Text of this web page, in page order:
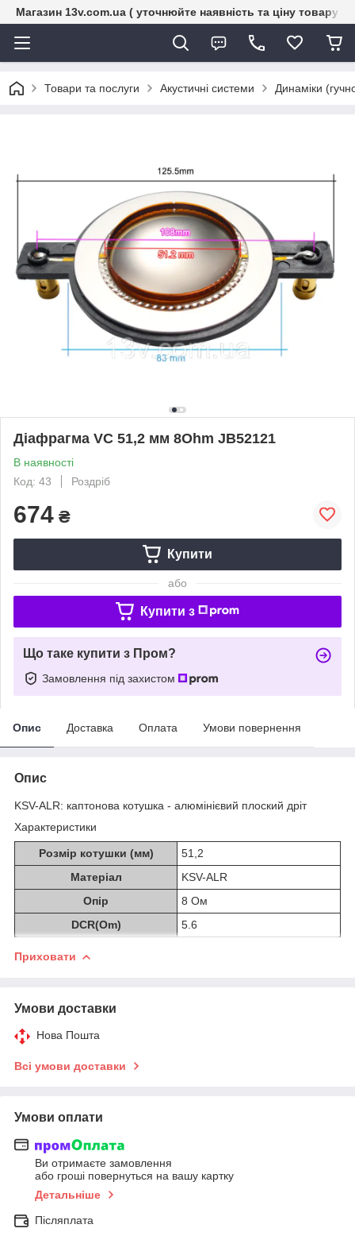
Магазин 13v.com.ua ( уточнюйте наявність та ціну товару
Товари та послуги Акустичні системи Динаміки
Діафрагма VC 51,2 мм 8Ohm JB52121
В наявності
Код: 43
Роздріб
674 ₴
Купити
або
Купити з
Що таке купити з Пром?
Замовлення під захистом
Опис Доставка Оплата Умови повернення
Опис
KSV-ALR: каптонова котушка - алюмінієвий плоский дріт
Характеристики
Розмір котушки (мм)
51,2
Матеріал
KSV-ALR
Опір
8 Ом
DCR(Om)
5.6
Приховати
Умови доставки
Нова Пошта
Всі умови доставки
Умови оплати
Ви отримаєте замовлення
або гроші повернуться на вашу картку
Детальніше
Післяплата